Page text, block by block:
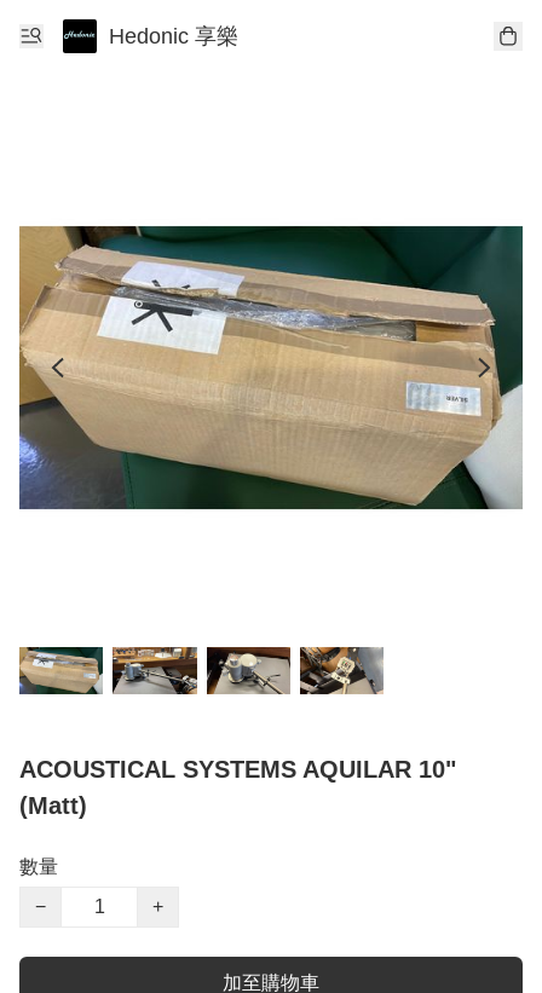
Hedonic 享樂
ACOUSTICAL SYSTEMS AQUILAR 10"
(Matt)
數量
−
+
加至購物車